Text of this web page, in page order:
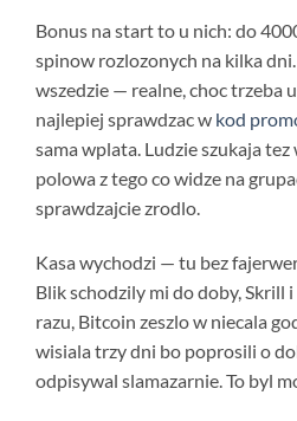
Bonus na start to u nich: do
spinow rozlozonych na kilka
wszedzie — realne, choc trzeba
najlepiej sprawdzac w kod
sama wplata. Ludzie szukaja
polowa z tego co widze na
sprawdzajcie zrodlo.
Kasa wychodzi — tu bez
Blik schodzily mi do doby, Skrill
razu, Bitcoin zeszlo w niecala
wisiala trzy dni bo poprosili o
odpisywal slamazarnie. To byl